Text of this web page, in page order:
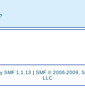
SMF 1.1.13 | SMF © 2006-2009,
LLC